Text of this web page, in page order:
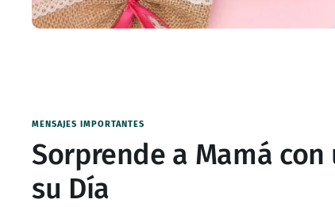
MENSAJES IMPORTANTES
Sorprende a Mamá
su Día